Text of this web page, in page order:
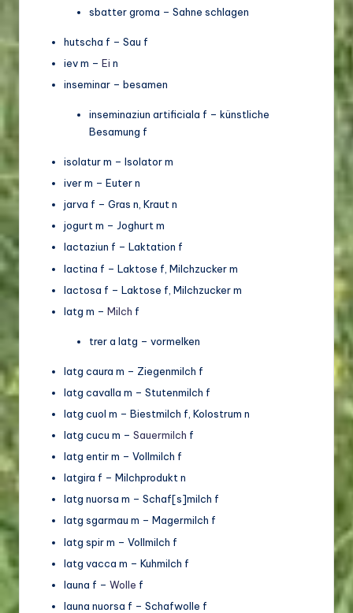
sbatter groma – Sahne schlagen
hutscha f – Sau f
iev m – Ei n
inseminar – besamen
inseminaziun artificiala f – künstliche
Besamung f
isolatur m – Isolator m
iver m – Euter n
jarva f – Gras n, Kraut n
jogurt m – Joghurt m
lactaziun f – Laktation f
lactina f – Laktose f, Milchzucker m
lactosa f – Laktose f, Milchzucker m
latg m – Milch f
trer a latg – vormelken
latg caura m – Ziegenmilch f
latg cavalla m – Stutenmilch f
latg cuol m – Biestmilch f, Kolostrum n
latg cucu m – Sauermilch f
latg entir m – Vollmilch f
latgira f – Milchprodukt n
latg nuorsa m – Schaf[s]milch f
latg sgarmau m – Magermilch f
latg spir m – Vollmilch f
latg vacca m – Kuhmilch f
launa f – Wolle f
launa nuorsa f – Schafwolle f